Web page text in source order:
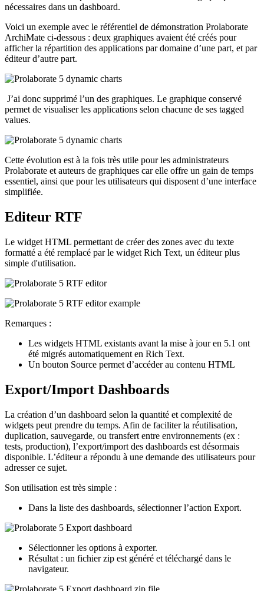
nécessaires dans un dashboard.
Voici un exemple avec le référentiel de démonstration Prolaborate
ArchiMate ci-dessous : deux graphiques avaient été créés pour
afficher la répartition des applications par domaine d’une part, et par
éditeur d’autre part.
J’ai donc supprimé l’un des graphiques. Le graphique conservé
permet de visualiser les applications selon chacune de ses tagged
values.
Cette évolution est à la fois très utile pour les administrateurs
Prolaborate et auteurs de graphiques car elle offre un gain de temps
essentiel, ainsi que pour les utilisateurs qui disposent d’une interface
simplifiée.
Editeur RTF
Le widget HTML permettant de créer des zones avec du texte
formatté a été remplacé par le widget Rich Text, un éditeur plus
simple d'utilisation.
Remarques :
Les widgets HTML existants avant la mise à jour en 5.1 ont
été migrés automatiquement en Rich Text.
Un bouton Source permet d’accéder au contenu HTML
Export/Import Dashboards
La création d’un dashboard selon la quantité et complexité de
widgets peut prendre du temps. Afin de faciliter la réutilisation,
duplication, sauvegarde, ou transfert entre environnements (ex :
tests, production), l’export/import des dashboards est désormais
disponible. L’éditeur a répondu à une demande des utilisateurs pour
adresser ce sujet.
Son utilisation est très simple :
Dans la liste des dashboards, sélectionner l’action Export.
Sélectionner les options à exporter.
Résultat : un fichier zip est généré et téléchargé dans le
navigateur.